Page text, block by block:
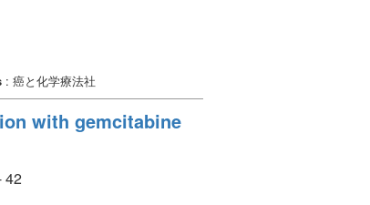
: 癌と化学療法社
with gemcitabine
42